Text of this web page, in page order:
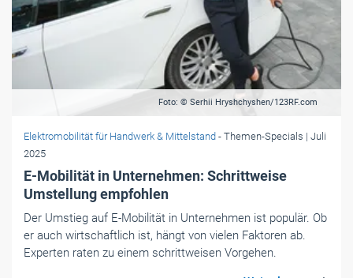
Foto: © Serhii Hryshchyshen/123RF.com
Elektromobilität für Handwerk & Mittelstand - Themen-Specials | Juli
2025
E-Mobilität in Unternehmen: Schrittweise
Umstellung empfohlen
Der Umstieg auf E-Mobilität in Unternehmen ist populär. Ob
er auch wirtschaftlich ist, hängt von vielen Faktoren ab.
Experten raten zu einem schrittweisen Vorgehen.